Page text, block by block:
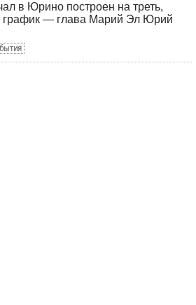
в Юрино построен на треть,
график — глава Марий Эл Юрий